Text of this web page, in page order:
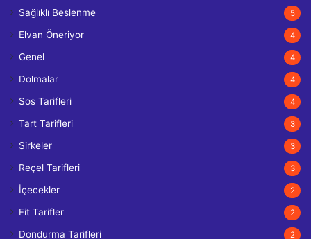
Sağlıklı Beslenme 5
Elvan Öneriyor 4
Genel 4
Dolmalar 4
Sos Tarifleri 4
Tart Tarifleri 3
Sirkeler 3
Reçel Tarifleri 3
İçecekler 2
Fit Tarifler 2
Dondurma Tarifleri 2